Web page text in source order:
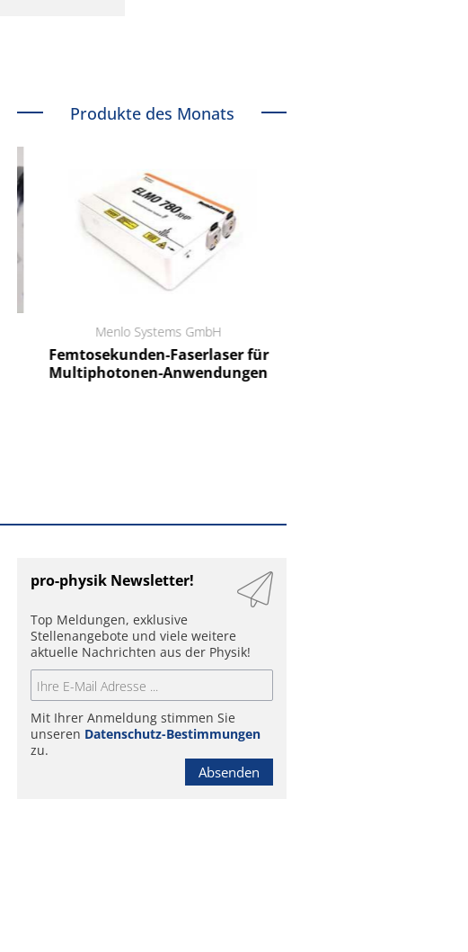
Produkte des Monats
Menlo Systems GmbH
Femtosekunden-Faserlaser für
Multiphotonen-Anwendungen
pro-physik Newsletter!
Top Meldungen, exklusive
Stellenangebote und viele weitere
aktuelle Nachrichten aus der Physik!
Mit Ihrer Anmeldung stimmen Sie
unseren Datenschutz-Bestimmungen
zu.
Absenden